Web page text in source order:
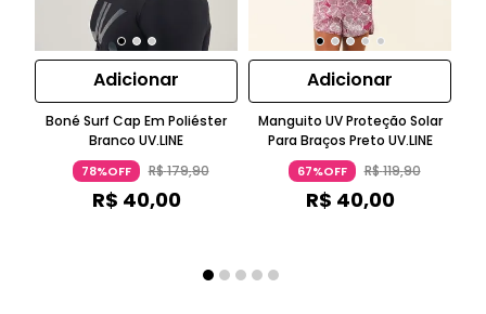
Adicionar
Boné Surf Cap Em Poliéster
Branco UV.LINE
78%OFF R$179,90
R$ 40,00
Adicionar
Manguito UV Proteção Solar
Para Braços Preto UV.LINE
67%OFF R$119,90
R$ 40,00